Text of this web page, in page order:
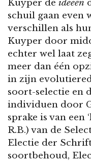
Kuyper de ideeën
schuil gaan even
verschillen als
Kuyper door
echter wel laat
meer dan één
in zijn
soort-selectie en
individuen door
sprake is van een
R.B.) van de
Electie der
soortbehoud,